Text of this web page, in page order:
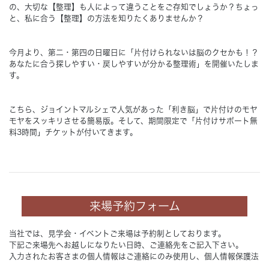
Blog 暮らしのコラム
Concept コンセプト
Techno EX
の、大切な【整理】も人によって違うことをご存知でしょうか？ちょっ
と、私に合う【整理】の方法を知りたくありませんか？
今月より、第二・第四の日曜日に「片付けられないは脳のクセかも！？
あなたに合う探しやすい・戻しやすいが分かる整理術」を開催いたしま
す。
こちら、ジョイントマルシェで人気があった「利き脳」で片付けのモヤ
モヤをスッキリさせる簡易版。そして、期間限定で「片付けサポート無
料3時間」チケットが付いてきます。
来場予約フォーム
当社では、見学会・イベントご来場は予約制としております。
下記ご来場先へお越しになりたい日時、ご連絡先をご記入下さい。
入力されたお客さまの個人情報はご連絡にのみ使用し、個人情報保護法